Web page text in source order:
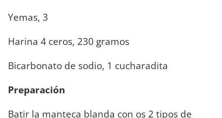
Yemas, 3
Harina 4 ceros, 230 gramos
Bicarbonato de sodio, 1 cucharadita
Preparación
Batir la manteca blanda con os 2 tipos de